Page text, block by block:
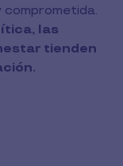
comprometida.
las
tienden